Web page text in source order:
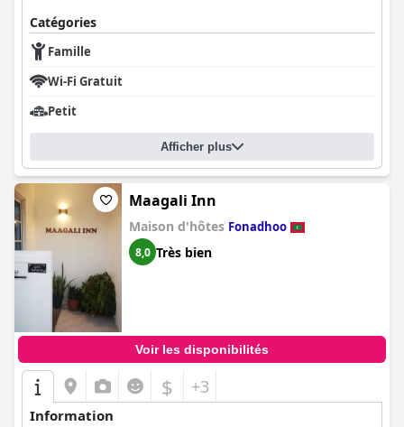
Catégories
Famille
Wi-Fi Gratuit
Petit
Afficher plus
Maagali Inn
Maison d'hôtes Fonadhoo
8,0 Très bien
Voir les disponibilités
$ +3
Information